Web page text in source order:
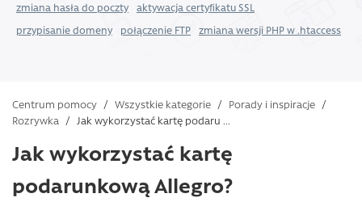
zmiana hasła do poczty
aktywacja certyfikatu SSL
przypisanie domeny
połączenie FTP zmiana wersji PHP w .htaccess
Centrum pomocy / Wszystkie kategorie / Porady i inspiracje /
Rozrywka / Jak wykorzystać kartę podaru ...
Jak wykorzystać kartę
podarunkową Allegro?